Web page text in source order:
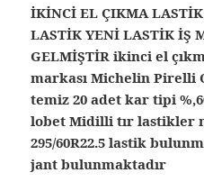
İKİNCİ EL ÇIKMA
LASTİK YENİ LASTİK İŞ
GELMİŞTİR ikinci el
markası Michelin Pirelli
temiz 20 adet kar tipi
lobet Midilli tır lastikler
295/60R22.5 lastik
jant bulunmaktadır